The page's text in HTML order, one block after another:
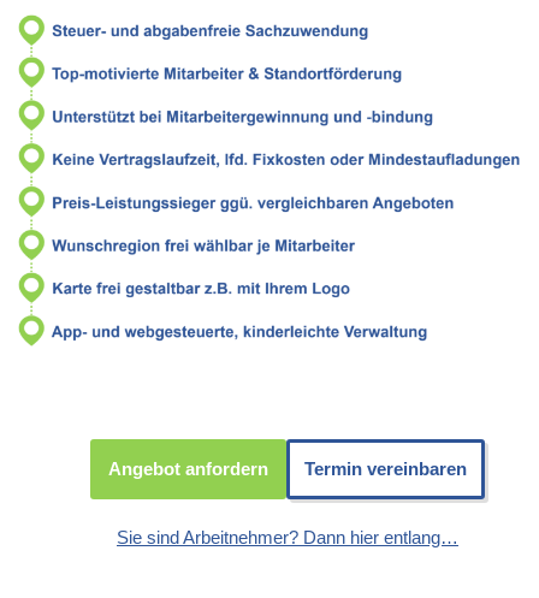
Angebot anfordern Termin vereinbaren
Sie sind Arbeitnehmer? Dann hier entlang…